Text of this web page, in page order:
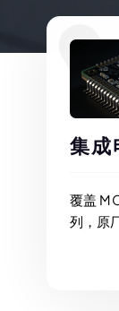
集成
覆盖
列，原